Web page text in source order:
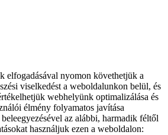
elfogadásával nyomon követhetjük a
viselkedést a weboldalunkon belül, és
webhelyünk optimalizálása és
élmény folyamatos javítása
az alábbi, harmadik féltől
használjuk ezen a weboldalon: